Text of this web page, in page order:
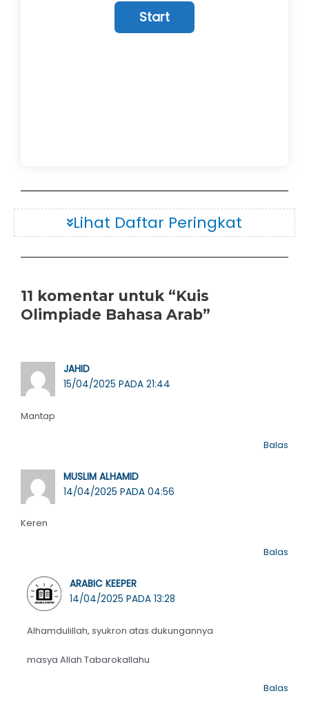
Lihat Daftar Peringkat
11 komentar untuk “Kuis
Olimpiade Bahasa Arab”
JAHID
15/04/2025 PADA 21:44
Mantap
Balas
MUSLIM ALHAMID
14/04/2025 PADA 04:56
Keren
Balas
ARABIC KEEPER
14/04/2025 PADA 13:28
Alhamdulillah, syukron atas dukungannya
masya Allah Tabarokallahu
Balas